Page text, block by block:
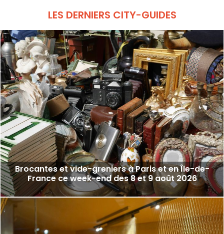
LES DERNIERS CITY-GUIDES
Brocantes et vide-greniers à Paris et en Île-de-
France ce week-end des 8 et 9 août 2026